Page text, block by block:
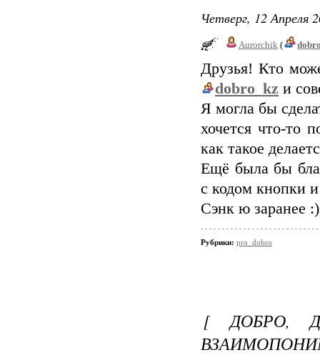
Четверг, 12 Апреля
Aurorchik (
Друзья! Кто
dobro_kz и
Я могла бы
хочется что-то
как такое
Ещё была бы
с кодом кнопки и
Сэнк ю заранее :)
Рубрики: pro_dobro
[ ДОБРО,